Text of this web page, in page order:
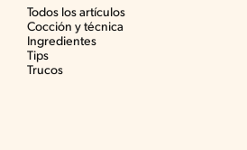
Todos los artículos
Cocción y técnica
Ingredientes
Tips
Trucos